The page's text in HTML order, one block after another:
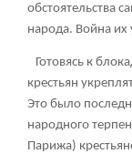
обстоятельства
народа. Война их
Готовясь к
крестьян
Это было
народного
Парижа)